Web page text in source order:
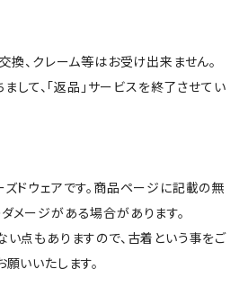
換、クレーム等はお受け出来ません。
て、「返品」サービスを終了させてい
ズドウェアです。商品ページに記載の無
メージがある場合があります。
い点もありますので、古着という事をご
いいたします。